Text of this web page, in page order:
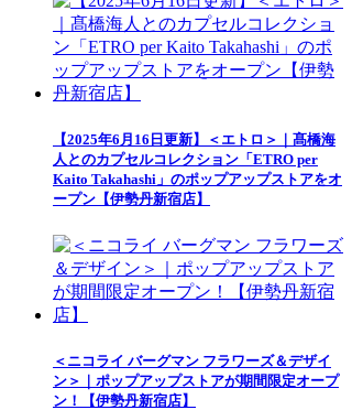
【2025年6月16日更新】＜エトロ＞｜髙橋海
人とのカプセルコレクション「ETRO per
Kaito Takahashi」のポップアップストアをオ
ープン【伊勢丹新宿店】
＜ニコライ バーグマン フラワーズ＆デザイ
ン＞｜ポップアップストアが期間限定オープ
ン！【伊勢丹新宿店】